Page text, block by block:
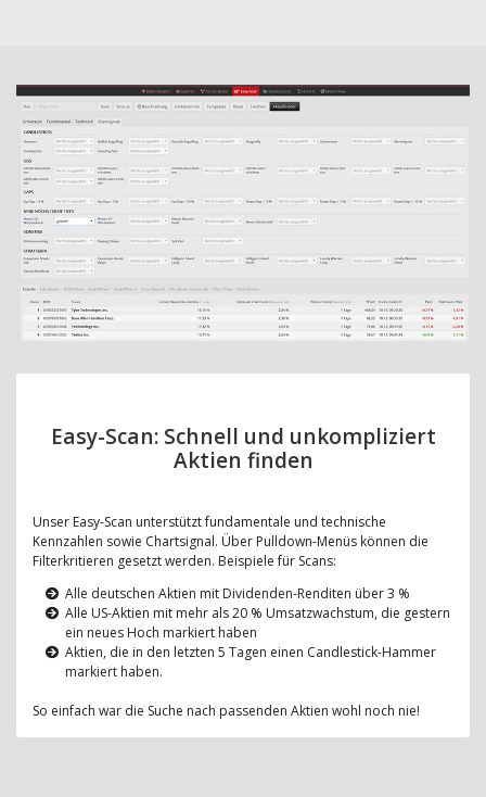
Easy-Scan: Schnell und unkompliziert
Aktien finden
Unser Easy-Scan unterstützt fundamentale und technische
Kennzahlen sowie Chartsignal. Über Pulldown-Menüs können die
Filterkritieren gesetzt werden. Beispiele für Scans:
Alle deutschen Aktien mit Dividenden-Renditen über 3 %
Alle US-Aktien mit mehr als 20 % Umsatzwachstum, die gestern
ein neues Hoch markiert haben
Aktien, die in den letzten 5 Tagen einen Candlestick-Hammer
markiert haben.
So einfach war die Suche nach passenden Aktien wohl noch nie!